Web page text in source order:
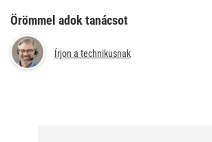
Örömmel adok tanácsot
Írjon a technikusnak